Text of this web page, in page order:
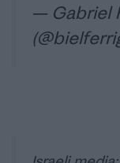
— Gabriel